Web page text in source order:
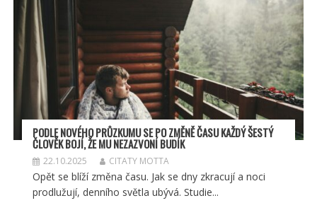
PODLE NOVÉHO PRŮZKUMU SE PO ZMĚNĚ ČASU KAŽDÝ ŠESTÝ
ČLOVĚK BOJÍ, ŽE MU NEZAZVONÍ BUDÍK
22.10.2025 CITATY MOTTA
Opět se blíží změna času. Jak se dny zkracují a noci
prodlužují, denního světla ubývá. Studie...